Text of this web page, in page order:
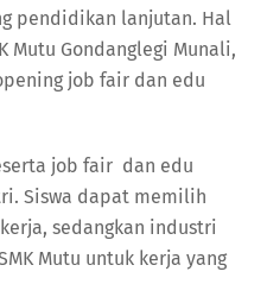
pendidikan lanjutan. Hal
Mutu Gondanglegi Munali,
job fair dan edu
job fair dan edu
Siswa dapat memilih
sedangkan industri
Mutu untuk kerja yang